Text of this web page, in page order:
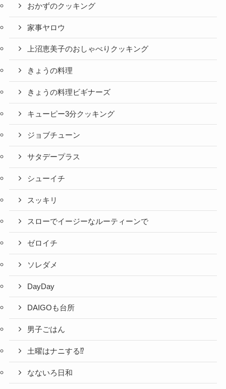
おかずのクッキング
家事ヤロウ
上沼恵美子のおしゃべりクッキング
きょうの料理
きょうの料理ビギナーズ
キューピー3分クッキング
ジョブチューン
サタデープラス
シューイチ
スッキリ
スローでイージーなルーティーンで
ゼロイチ
ソレダメ
DayDay
DAIGOも台所
男子ごはん
土曜はナニする⁉
なないろ日和